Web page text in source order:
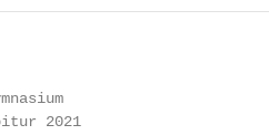
2021